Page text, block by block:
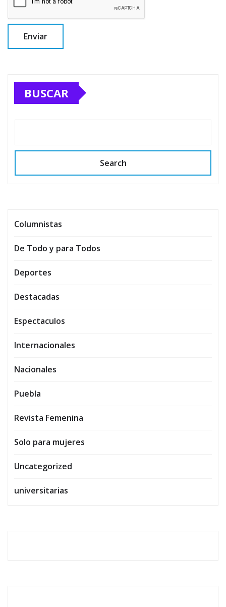
BUSCAR
Search
Columnistas
De Todo y para Todos
Deportes
Destacadas
Espectaculos
Internacionales
Nacionales
Puebla
Revista Femenina
Solo para mujeres
Uncategorized
universitarias